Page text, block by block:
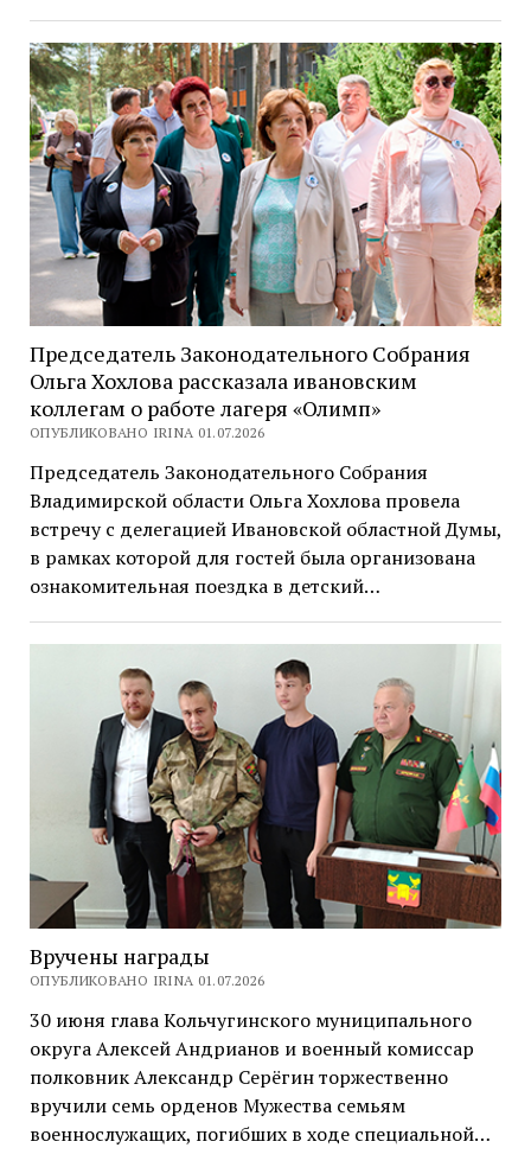
Председатель Законодательного Собрания
Ольга Хохлова рассказала ивановским
коллегам о работе лагеря «Олимп»
ОПУБЛИКОВАНО IRINA 01.07.2026
Председатель Законодательного Собрания
Владимирской области Ольга Хохлова провела
встречу с делегацией Ивановской областной Думы,
в рамках которой для гостей была организована
ознакомительная поездка в детский…
Вручены награды
ОПУБЛИКОВАНО IRINA 01.07.2026
30 июня глава Кольчугинского муниципального
округа Алексей Андрианов и военный комиссар
полковник Александр Серёгин торжественно
вручили семь орденов Мужества семьям
военнослужащих, погибших в ходе специальной…